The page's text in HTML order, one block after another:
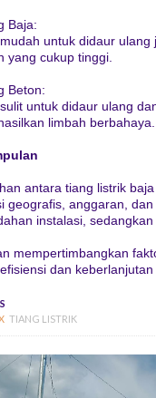
Baja:
untuk didaur
yang cukup tinggi.
Beton:
untuk didaur ulang
limbah berbahaya.
antara tiang listrik
geografis, anggaran,
instalasi,
mempertimbangkan
dan
TIANG LISTRIK